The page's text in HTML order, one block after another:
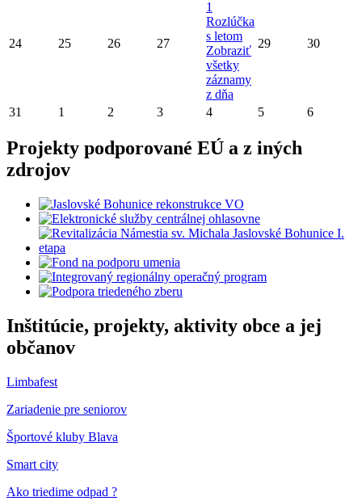
24 25 26 27
1
Rozlúčka
s letom
Zobraziť
všetky
záznamy
z dňa
29 30
31 1 2 3 4 5 6
Projekty podporované EÚ a z iných
zdrojov
Inštitúcie, projekty, aktivity obce a jej
občanov
Limbafest
Zariadenie pre seniorov
Športové kluby Blava
Smart city
Ako triedime odpad ?